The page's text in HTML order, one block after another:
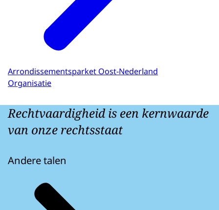
Arrondissementsparket Oost-Nederland
Organisatie
Rechtvaardigheid is een kernwaarde
van onze rechtsstaat
Andere talen